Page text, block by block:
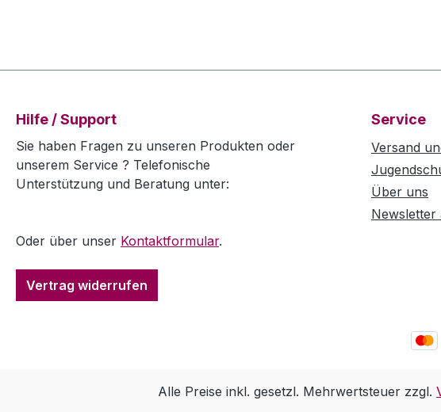
Hilfe / Support
Sie haben Fragen zu unseren Produkten oder
unserem Service ? Telefonische
Unterstützung und Beratung unter:
Oder über unser Kontaktformular.
Vertrag widerrufen
Service
Versand
Über uns
Newsletter
Alle Preise inkl. gesetzl. Mehrwertsteuer zzgl.